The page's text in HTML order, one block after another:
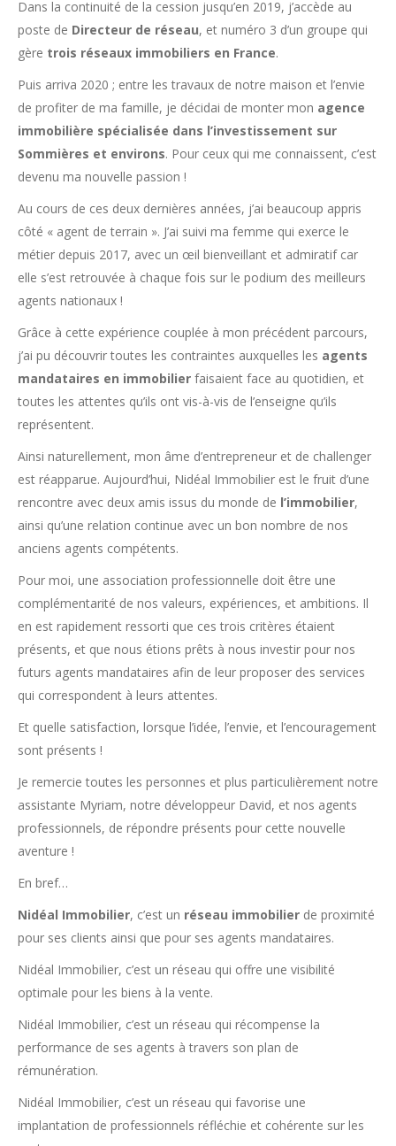
Dans la continuité de la cession jusqu’en 2019, j’accède au
poste de Directeur de réseau, et numéro 3 d’un groupe qui
gère trois réseaux immobiliers en France.
Puis arriva 2020 ; entre les travaux de notre maison et l’envie
de profiter de ma famille, je décidai de monter mon agence
immobilière spécialisée dans l’investissement sur
Sommières et environs. Pour ceux qui me connaissent, c’est
devenu ma nouvelle passion !
Au cours de ces deux dernières années, j’ai beaucoup appris
côté « agent de terrain ». J’ai suivi ma femme qui exerce le
métier depuis 2017, avec un œil bienveillant et admiratif car
elle s’est retrouvée à chaque fois sur le podium des meilleurs
agents nationaux !
Grâce à cette expérience couplée à mon précédent parcours,
j’ai pu découvrir toutes les contraintes auxquelles les agents
mandataires en immobilier faisaient face au quotidien, et
toutes les attentes qu’ils ont vis-à-vis de l’enseigne qu’ils
représentent.
Ainsi naturellement, mon âme d’entrepreneur et de challenger
est réapparue. Aujourd’hui, Nidéal Immobilier est le fruit d’une
rencontre avec deux amis issus du monde de l’immobilier,
ainsi qu’une relation continue avec un bon nombre de nos
anciens agents compétents.
Pour moi, une association professionnelle doit être une
complémentarité de nos valeurs, expériences, et ambitions. Il
en est rapidement ressorti que ces trois critères étaient
présents, et que nous étions prêts à nous investir pour nos
futurs agents mandataires afin de leur proposer des services
qui correspondent à leurs attentes.
Et quelle satisfaction, lorsque l’idée, l’envie, et l’encouragement
sont présents !
Je remercie toutes les personnes et plus particulièrement notre
assistante Myriam, notre développeur David, et nos agents
professionnels, de répondre présents pour cette nouvelle
aventure !
En bref…
Nidéal Immobilier, c’est un réseau immobilier de proximité
pour ses clients ainsi que pour ses agents mandataires.
Nidéal Immobilier, c’est un réseau qui offre une visibilité
optimale pour les biens à la vente.
Nidéal Immobilier, c’est un réseau qui récompense la
performance de ses agents à travers son plan de
rémunération.
Nidéal Immobilier, c’est un réseau qui favorise une
implantation de professionnels réfléchie et cohérente sur les